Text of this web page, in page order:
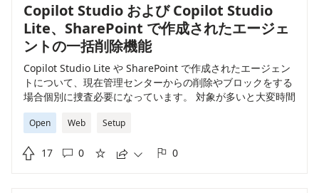
Copilot Studio および Copilot Studio
Lite、SharePoint で作成されたエージェ
ントの一括削除機能
Copilot Studio Lite や SharePoint で作成されたエージェン
トについて、現在管理センターからの削除やブロックをする
場合個別に捜査必要になっています。 対象が多いと大変時間
がかかってしまいますので、各種エージェントについて複数
選択による一括での制御やコマンドレットによる複数対象の
Open Web Setup
 17  0     0